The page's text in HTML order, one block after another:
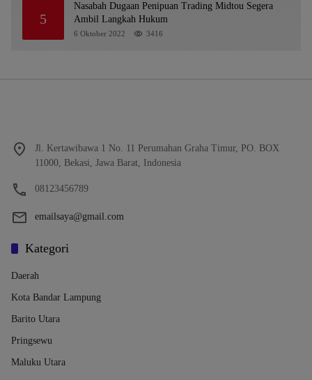
5
Nasabah Dugaan Penipuan Trading Midtou Segera
Ambil Langkah Hukum
6 Oktober 2022 3416
Jl. Kertawibawa 1 No. 11 Perumahan Graha Timur, PO. BOX
11000, Bekasi, Jawa Barat, Indonesia
08123456789
emailsaya@gmail.com
Kategori
Daerah
Kota Bandar Lampung
Barito Utara
Pringsewu
Maluku Utara